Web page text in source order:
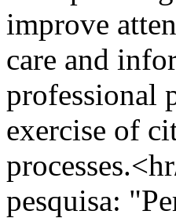
improve
care and
professional
exercise of
pesquisa: